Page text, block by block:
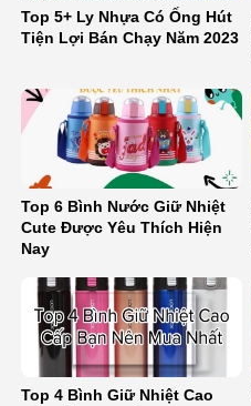
Top 5+ Ly Nhựa Có Ống Hút
Tiện Lợi Bán Chạy Năm 2023
Top 6 Bình Nước Giữ Nhiệt
Cute Được Yêu Thích Hiện
Nay
Top 4 Bình Giữ Nhiệt Cao